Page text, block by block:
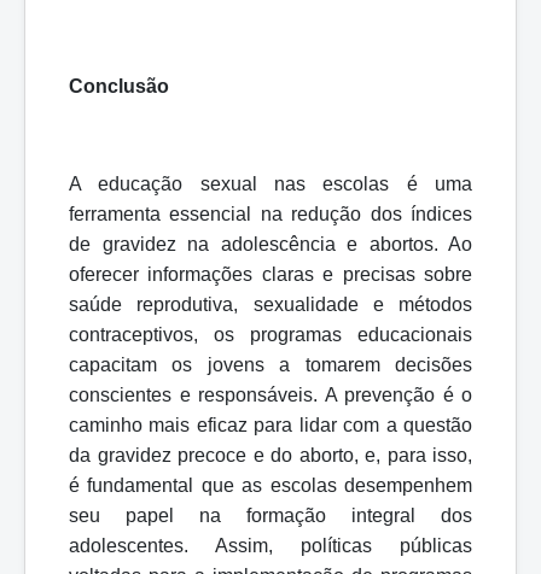
Conclusão
A educação sexual nas escolas é uma
ferramenta essencial na redução dos índices
de gravidez na adolescência e abortos. Ao
oferecer informações claras e precisas sobre
saúde reprodutiva, sexualidade e métodos
contraceptivos, os programas educacionais
capacitam os jovens a tomarem decisões
conscientes e responsáveis. A prevenção é o
caminho mais eficaz para lidar com a questão
da gravidez precoce e do aborto, e, para isso,
é fundamental que as escolas desempenhem
seu papel na formação integral dos
adolescentes. Assim, políticas públicas